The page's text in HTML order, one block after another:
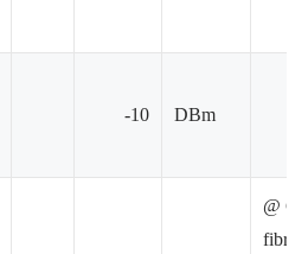
-10 DBm
@
fibra